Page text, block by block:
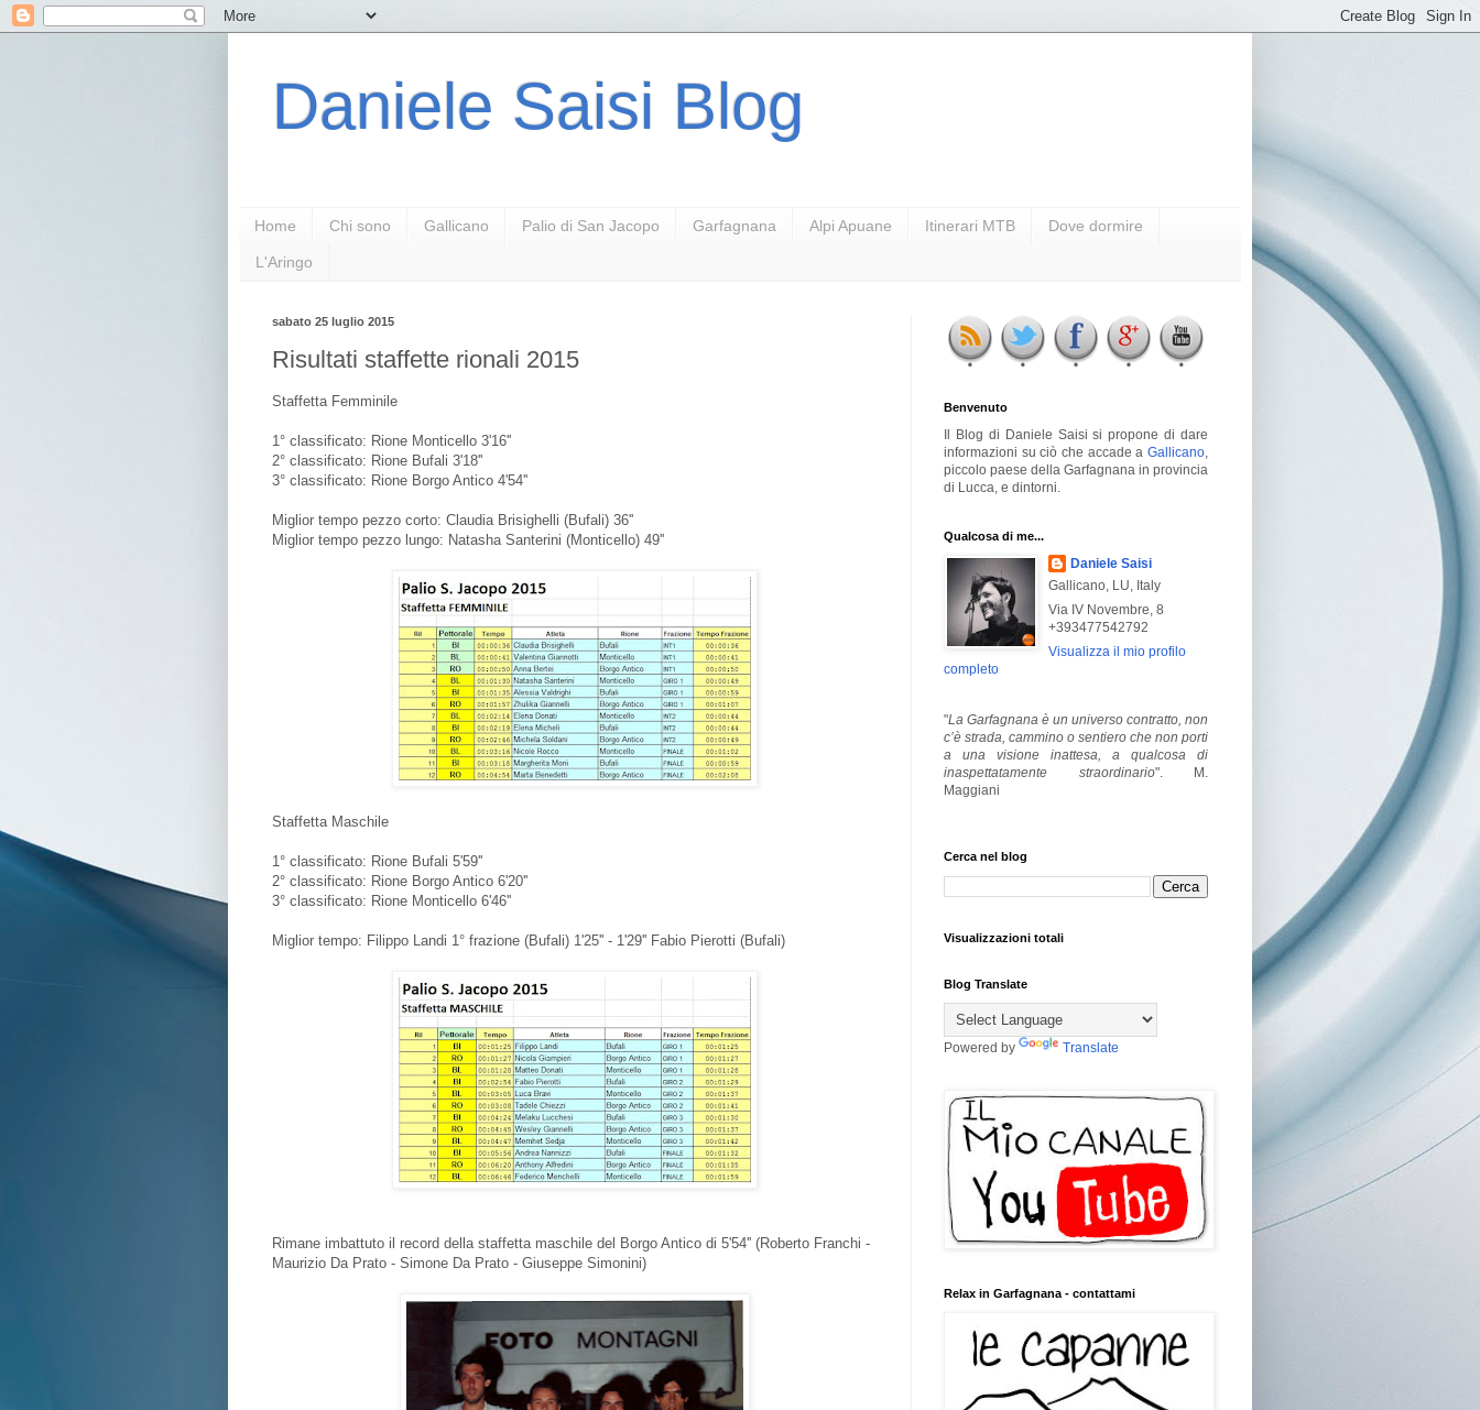
Daniele Saisi Blog
Home Chi sono Gallicano Palio di San Jacopo Garfagnana Alpi Apuane Itinerari MTB Dove dormire
L'Aringo
sabato 25 luglio 2015
Risultati staffette rionali 2015
Staffetta Femminile
1° classificato: Rione Monticello 3'16''
2° classificato: Rione Bufali 3'18''
3° classificato: Rione Borgo Antico 4'54''
Miglior tempo pezzo corto: Claudia Brisighelli (Bufali) 36''
Miglior tempo pezzo lungo: Natasha Santerini (Monticello) 49''
Staffetta Maschile
1° classificato: Rione Bufali 5'59''
2° classificato: Rione Borgo Antico 6'20''
3° classificato: Rione Monticello 6'46''
Miglior tempo: Filippo Landi 1° frazione (Bufali) 1'25'' - 1'29'' Fabio Pierotti (Bufali)
Rimane imbattuto il record della staffetta maschile del Borgo Antico di 5'54'' (Roberto Franchi -
Maurizio Da Prato - Simone Da Prato - Giuseppe Simonini)
Benvenuto
Il Blog di Daniele Saisi si propone di dare
informazioni su ciò che accade a Gallicano
piccolo paese della Garfagnana in provincia
di Lucca, e dintorni.
Qualcosa di me...
Daniele Saisi
Gallicano, LU, Italy
Via IV Novembre, 8
+393477542792
Visualizza il mio profilo
completo
"La Garfagnana è un universo contratto, non
c’è strada, cammino o sentiero che non porti
a una visione inattesa, a qualcosa di
inaspettatamente straordinario". M.
Maggiani
Cerca nel blog
Visualizzazioni totali
Blog Translate
Powered by Translate
Relax in Garfagnana - contattami